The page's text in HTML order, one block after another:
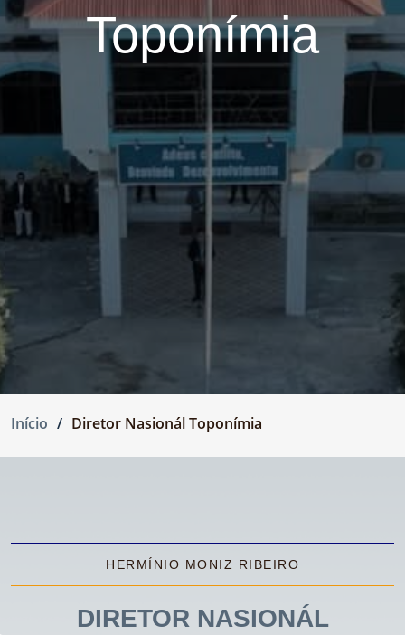
Toponímia
Início Diretor Nasionál Toponímia
HERMÍNIO MONIZ RIBEIRO
DIRETOR NASIONÁL